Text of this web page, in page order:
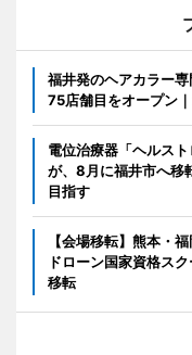
福井発のヘアカラー
75店舗目をオープン
電位治療器「ヘルス
が、8月に福井市へ移
目指す
【会場移転】熊本・
ドローン国家資格ス
移転